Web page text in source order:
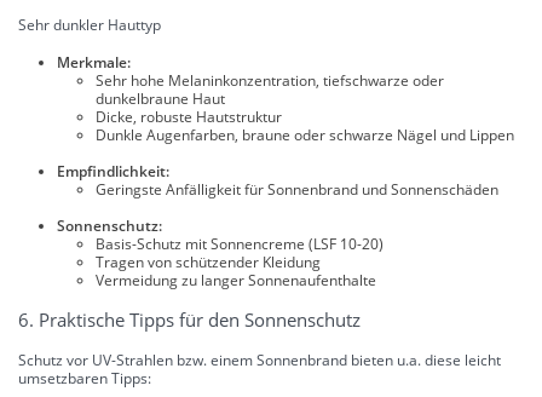
Sehr dunkler Hauttyp
Merkmale:
Sehr hohe Melaninkonzentration, tiefschwarze oder
dunkelbraune Haut
Dicke, robuste Hautstruktur
Dunkle Augenfarben, braune oder schwarze Nägel und Lippen
Empfindlichkeit:
Geringste Anfälligkeit für Sonnenbrand und Sonnenschäden
Sonnenschutz:
Basis-Schutz mit Sonnencreme (LSF 10-20)
Tragen von schützender Kleidung
Vermeidung zu langer Sonnenaufenthalte
6. Praktische Tipps für den Sonnenschutz
Schutz vor UV-Strahlen bzw. einem Sonnenbrand bieten u.a. diese leicht
umsetzbaren Tipps: